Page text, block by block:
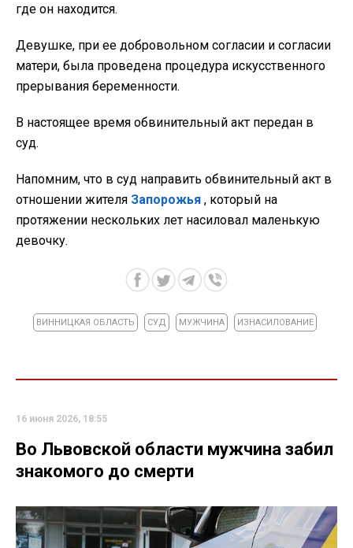
где он находится.
Девушке, при ее добровольном согласии и согласии
матери, была проведена процедура искусственного
прерывания беременности.
В настоящее время обвинительный акт передан в
суд.
Напомним, что в суд направить обвинительный акт в
отношении жителя Запорожья , который на
протяжении нескольких лет насиловал маленькую
девочку.
ВИННИЦКАЯ ОБЛАСТЬ СУД МУЖЧИНА ИЗНАСИЛОВАНИЕ
16 июня 2026, 18:55
Во Львовской области мужчина забил
знакомого до смерти